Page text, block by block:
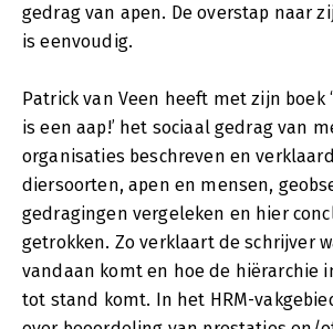
gedrag van apen. De overstap naar
is eenvoudig.
Patrick van Veen heeft met zijn boek
is een aap!’ het sociaal gedrag van
organisaties beschreven en
diersoorten, apen en mensen,
gedragingen vergeleken en hier
getrokken. Zo verklaart de schrijver
vandaan komt en hoe de hiërarchie
tot stand komt. In het HRM-